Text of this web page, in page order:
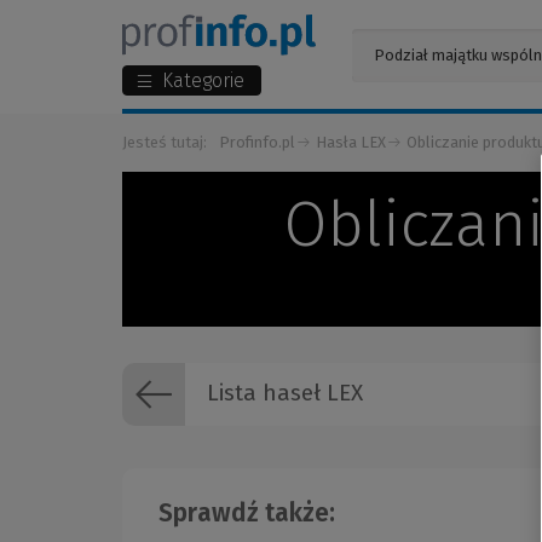
Kategorie
Jesteś tutaj: Profinfo.pl Hasła LEX Obliczanie
Lista haseł LEX
Sprawdź także: